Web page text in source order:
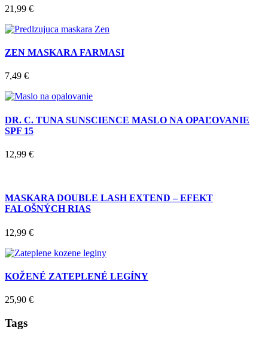
21,99 €
ZEN MASKARA FARMASI
7,49 €
DR. C. TUNA SUNSCIENCE MASLO NA OPAĽOVANIE
SPF 15
12,99 €
MASKARA DOUBLE LASH EXTEND – EFEKT
FALOŠNÝCH RIAS
12,99 €
KOŽENÉ ZATEPLENÉ LEGÍNY
25,90 €
Tags